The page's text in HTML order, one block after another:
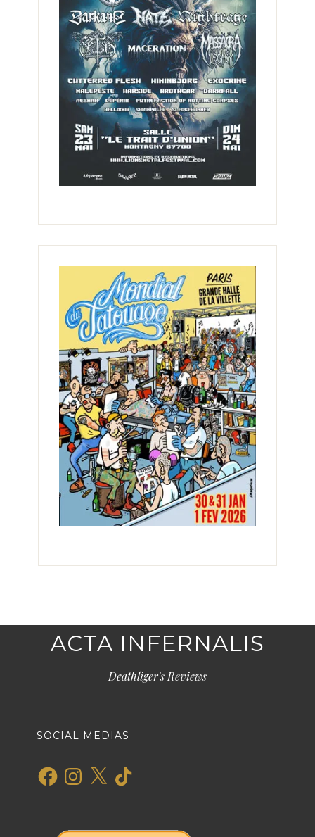
ACTA INFERNALIS
Deathliger's Reviews
SOCIAL MEDIAS
FacebookInstagram
X TikTok